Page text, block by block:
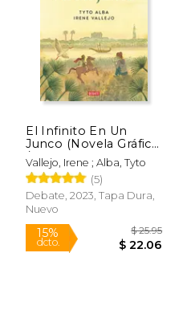
40%
dcto. $ 25.37
El Infinito En Un
Junco (Novela Gráfica)
/ Papyrus: The
Invention of Books in
T He Ancient World
(Graphic Novel)
Vallejo, Irene ; Alba, Tyto
(5)
Debate, 2023, Tapa Dura,
Nuevo